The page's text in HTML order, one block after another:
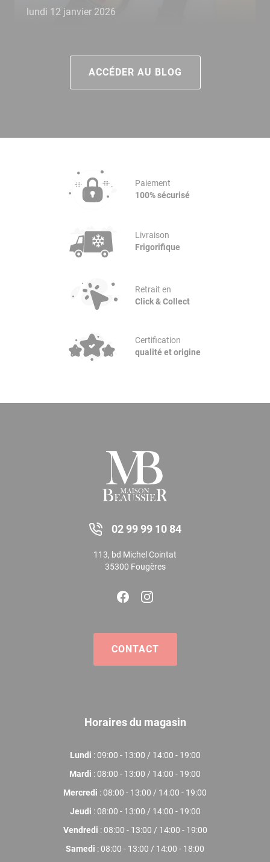
lundi 12 janvier 2026
ACCÉDER AU BLOG
Paiement
100% sécurisé
Livraison
Frigorifique
Retrait en
Click & Collect
Certification
qualité et origine
02 99 99 10 84
113, bd Michel Cointat
35300 Fougères
CONTACT
Horaires du magasin
Lundi : 09:00 - 13:00 / 14:00 - 19:00
Mardi : 08:00 - 13:00 / 14:00 - 19:00
Mercredi : 08:00 - 13:00 / 14:00 - 19:00
Jeudi : 08:00 - 13:00 / 14:00 - 19:00
Vendredi : 08:00 - 13:00 / 14:00 - 19:00
Samedi : 08:00 - 13:00 / 14:00 - 18:00